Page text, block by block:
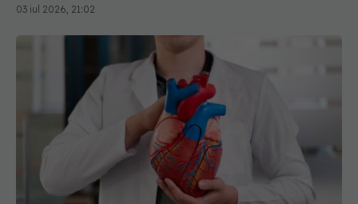
03 iul 2026, 21:02